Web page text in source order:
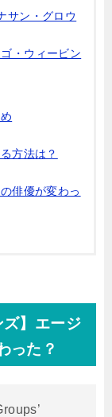
サン・グロウ
・ウィービン
方法は？
俳優が変わっ
ズ】エージ
った？